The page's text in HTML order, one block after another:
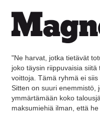
"Ne harvat, jotka tietävät
joko täysin riippuvaisia
voittoja. Tämä ryhmä ei
Sitten on suuri enemmistö,
ymmärtämään koko
maksumiehiä ilman, että